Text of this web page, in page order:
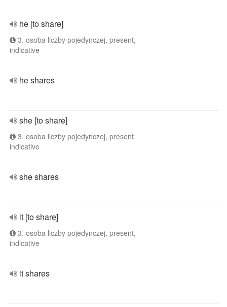
he [to share]
3. osoba liczby pojedynczej, present,
indicative
he shares
she [to share]
3. osoba liczby pojedynczej, present,
indicative
she shares
it [to share]
3. osoba liczby pojedynczej, present,
indicative
it shares